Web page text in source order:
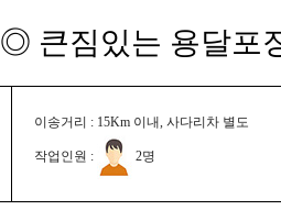
◎ 큰짐있는 용달포
이송거리 : 15Km 이내, 사다리차 별도
작업인원 : 2명